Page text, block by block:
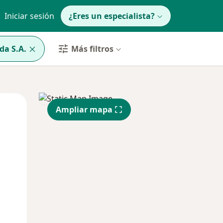
Iniciar sesión ¿Eres un especialista?
S.A. Más filtros
Mar
11 Ago
Mié
12 Ago
Ampliar mapa